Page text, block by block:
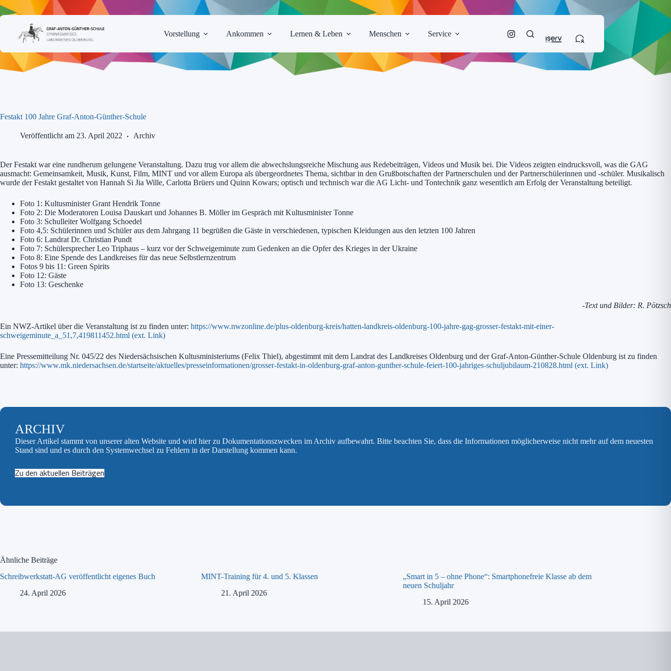
Zum
Inhalt
Vorstellung
Ankommen Lernen & Leben Menschen Service
Festakt 100 Jahre Graf-Anton-Günther-Schule
Veröffentlicht am 23. April 2022 Archiv
Der Festakt war eine rundherum gelungene Veranstaltung. Dazu trug vor allem die abwechslungsreiche Mischung aus Redebeiträgen, Videos und Musik bei. Die Videos zeigten eindrucksvoll, was die GAG
ausmacht: Gemeinsamkeit, Musik, Kunst, Film, MINT und vor allem Europa als übergeordnetes Thema, sichtbar in den Grußbotschaften der Partnerschulen und der Partnerschülerinnen und -schüler. Musikalisch
wurde der Festakt gestaltet von Hannah Si Jia Wille, Carlotta Brüers und Quinn Kowars; optisch und technisch war die AG Licht- und Tontechnik ganz wesentlich am Erfolg der Veranstaltung beteiligt.
Foto 1: Kultusminister Grant Hendrik Tonne
Foto 2: Die Moderatoren Louisa Dauskart und Johannes B. Möller im Gespräch mit Kultusminister Tonne
Foto 3: Schulleiter Wolfgang Schoedel
Foto 4,5: Schülerinnen und Schüler aus dem Jahrgang 11 begrüßen die Gäste in verschiedenen, typischen Kleidungen aus den letzten 100 Jahren
Foto 6: Landrat Dr. Christian Pundt
Foto 7: Schülersprecher Leo Triphaus – kurz vor der Schweigeminute zum Gedenken an die Opfer des Krieges in der Ukraine
Foto 8: Eine Spende des Landkreises für das neue Selbstlernzentrum
Fotos 9 bis 11: Green Spirits
Foto 12: Gäste
Foto 13: Geschenke
-Text und Bilder: R. Pötzsch
Ein NWZ-Artikel über die Veranstaltung ist zu finden unter: https://www.nwzonline.de/plus-oldenburg-kreis/hatten-landkreis-oldenburg-100-jahre-gag-grosser-festakt-mit-einer-
schweigeminute_a_51,7,419811452.html (ext. Link)
Eine Pressemitteilung Nr. 045/22 des Niedersächsischen Kultusministeriums (Felix Thiel), abgestimmt mit dem Landrat des Landkreises Oldenburg und der Graf-Anton-Günther-Schule Oldenburg ist zu finden
unter: https://www.mk.niedersachsen.de/startseite/aktuelles/presseinformationen/grosser-festakt-in-oldenburg-graf-anton-gunther-schule-feiert-100-jahriges-schuljubilaum-210828.html (ext. Link)
ARCHIV
Dieser Artikel stammt von unserer alten Website und wird hier zu Dokumentationszwecken im Archiv aufbewahrt. Bitte beachten Sie, dass die Informationen möglicherweise nicht mehr auf dem neuesten
Stand sind und es durch den Systemwechsel zu Fehlern in der Darstellung kommen kann.
Zu den aktuellen Beiträgen
Ähnliche Beiträge
Schreibwerkstatt-AG veröffentlicht eigenes Buch
24. April 2026
MINT-Training für 4. und 5. Klassen
21. April 2026
„Smart in 5 – ohne Phone“: Smartphonefreie Klasse ab dem
neuen Schuljahr
15. April 2026